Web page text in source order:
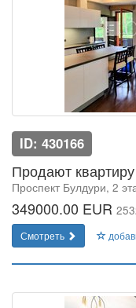
ID: 430166
Продают
Проспект Булдури, 2
349000.00 EUR
Смотреть